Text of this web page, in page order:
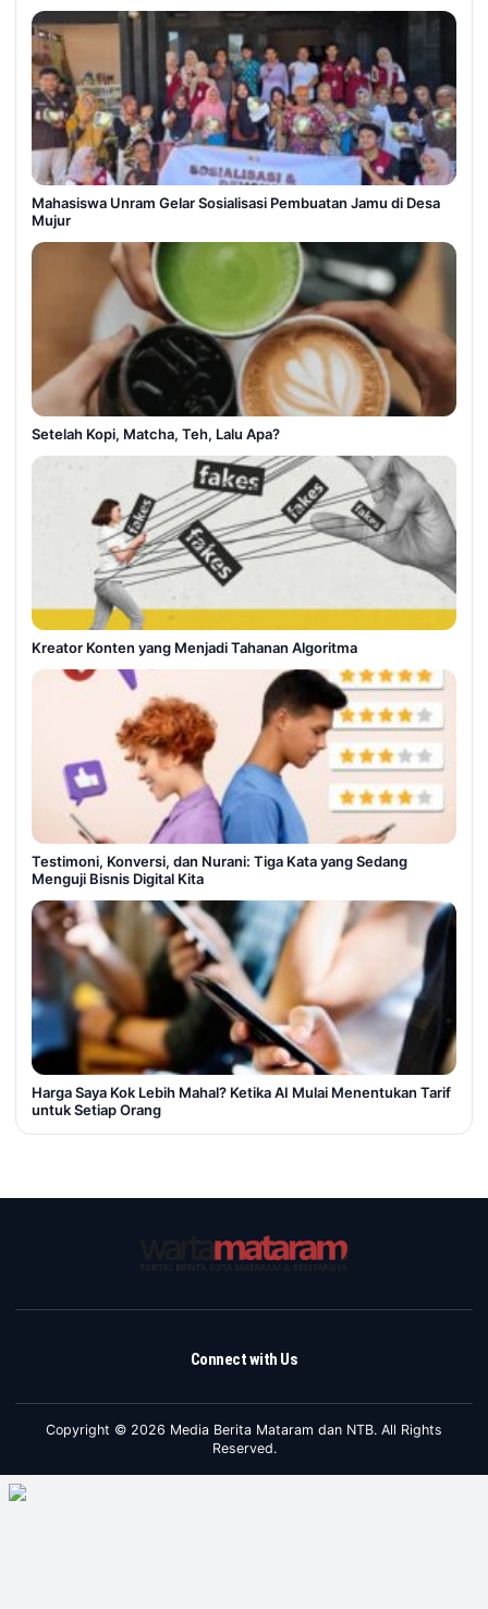
Mahasiswa Unram Gelar Sosialisasi Pembuatan Jamu di Desa
Mujur
Setelah Kopi, Matcha, Teh, Lalu Apa?
Kreator Konten yang Menjadi Tahanan Algoritma
Testimoni, Konversi, dan Nurani: Tiga Kata yang Sedang
Menguji Bisnis Digital Kita
Harga Saya Kok Lebih Mahal? Ketika AI Mulai Menentukan Tarif
untuk Setiap Orang
Connect with Us
Copyright © 2026 Media Berita Mataram dan NTB. All Rights
Reserved.